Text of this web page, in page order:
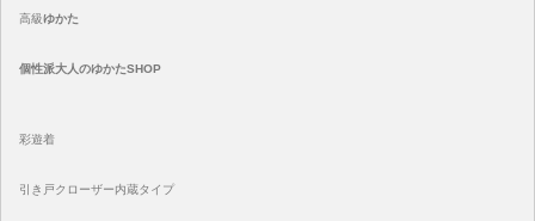
高級ゆかた
個性派大人のゆかたSHOP
彩遊着
引き戸クローザー内蔵タイプ